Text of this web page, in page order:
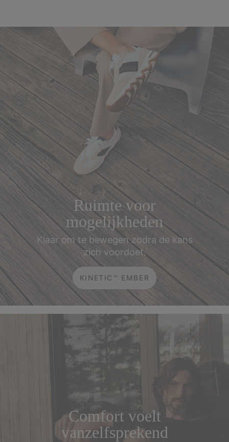
Meld je aan voor de nieuwsbrief van SOREL en krijg als eerste
toegang tot nieuwe releases, opvallende designs en limited
edition samenwerkingen.
Plus 15% korting op je eerste
bestelling
.** Dit is het begin van je nieuwe stijl.
E-mailadres
NU AANMELDEN
Nee, bedankt
*Algemene voorwaarden
Je kunt je op elk moment uitschrijven. In elke e-mail vind je een
afmeldlink. We gebruiken je e-mailadres om je op de hoogte te houden van
nieuwe artikelen, aanbiedingen en promoties. Voor meer informatie over
hoe we je gegevens verwerken voor marketingdoeleinden en hoe je je
toestemming kunt intrekken ga je naar onzePrivacyverklaring
**Van toepassing op artikelen aan volledige prijs en bestellingen
boven € 120.
Challenge the expected. Step into fearless style.
Ruimte voor
mogelijkheden
Klaar om te bewegen zodra de kans
zich voordoet.
KINETIC™ EMBER
Comfort voelt
vanzelfsprekend